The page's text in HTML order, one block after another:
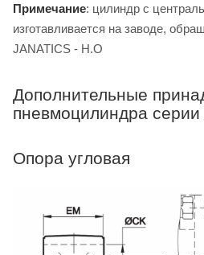
Примечание: цилиндр с
изготавливается на заводе,
JANATICS - H.O
Дополнительные
пневмоцилиндра серии
Опора угловая